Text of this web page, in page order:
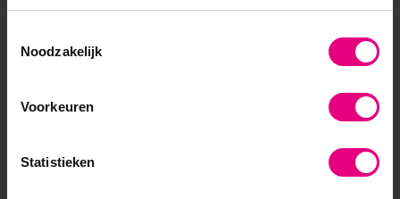
Noodzakelijk
Voorkeuren
Statistieken
Drie interessante leergangen, een Summer
thesis heb ik met plezier en voldoening gevolgd en
afgerond. Ellen ziet haar hele traject als een groot
inzichten heb kunnen vergaren dankzij mijn